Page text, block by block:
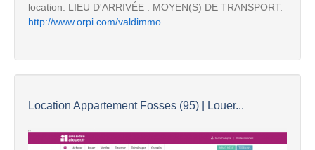
location. LIEU D'ARRIVÉE . MOYEN(S) DE TRANSPORT.
http://www.orpi.com/valdimmo
Location Appartement Fosses (95) | Louer...